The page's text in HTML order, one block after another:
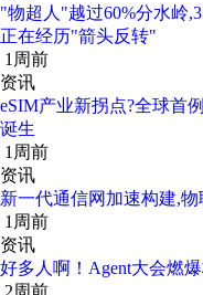
"物超人"越过60%分水岭
正在经历"箭头反转"
1周前
资讯
eSIM产业新拐点?全球首
诞生
1周前
资讯
新一代通信网加速构建,
1周前
资讯
好多人啊！Agent大会燃
2周前